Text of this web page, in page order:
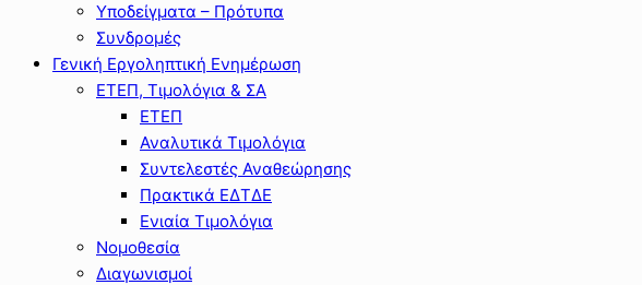
Υποδείγματα – Πρότυπα
Συνδρομές
Γενική Εργοληπτική Ενημέρωση
ΕΤΕΠ, Τιμολόγια & ΣΑ
ΕΤΕΠ
Αναλυτικά Τιμολόγια
Συντελεστές Αναθεώρησης
Πρακτικά ΕΔΤΔΕ
Ενιαία Τιμολόγια
Νομοθεσία
Διαγωνισμοί